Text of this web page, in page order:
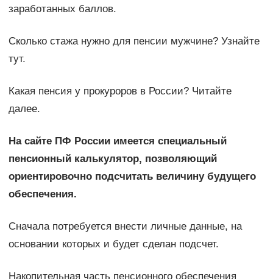
заработанных баллов.
Сколько стажа нужно для пенсии мужчине? Узнайте
тут.
Какая пенсия у прокуроров в России? Читайте
далее.
На сайте ПФ России имеется специальный
пенсионный калькулятор, позволяющий
ориентировочно подсчитать величину будущего
обеспечения.
Сначала потребуется внести личные данные, на
основании которых и будет сделан подсчет.
Накопительная часть пенсионного обеспечения